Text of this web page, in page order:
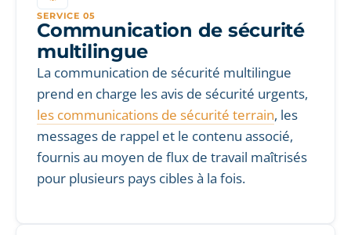
SERVICE 05
Communication de sécurité
multilingue
La communication de sécurité multilingue
prend en charge les avis de sécurité urgents,
les communications de sécurité terrain, les
messages de rappel et le contenu associé,
fournis au moyen de flux de travail maîtrisés
pour plusieurs pays cibles à la fois.